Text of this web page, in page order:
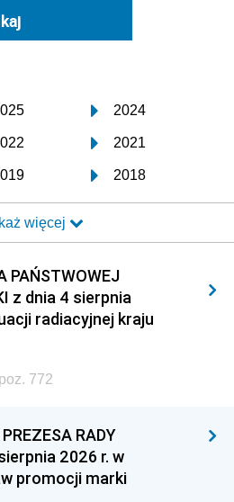
2024
2021
2018
2015
2012
2009
2006
1994
1991
więcej
PAŃSTWOWEJ
z dnia 4 sierpnia
radiacyjnej kraju
772
RADY
2026 r. w
promocji marki